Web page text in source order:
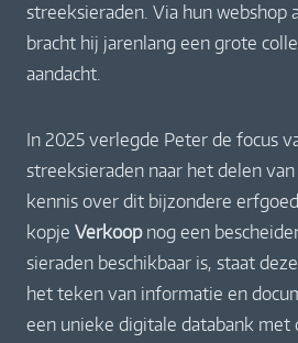
streeksieraden. Via hun webshop
bracht hij jarenlang een grote
aandacht.
In 2025 verlegde Peter de focus
streeksieraden naar het delen
kennis over dit bijzondere
kopje Verkoopnog een
sieraden beschikbaar is, staat
het teken van informatie en
een unieke digitale databank met